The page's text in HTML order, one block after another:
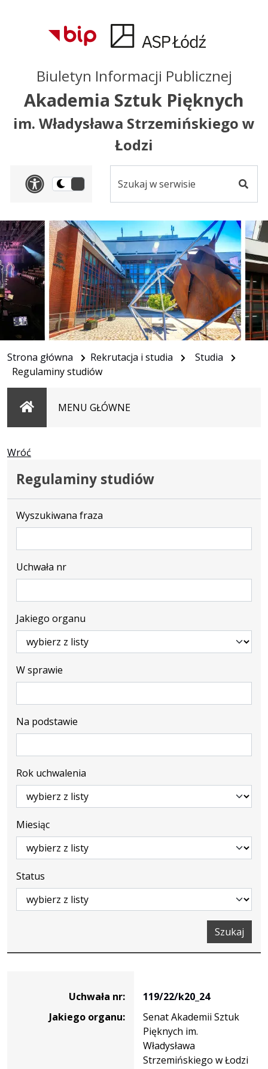
Przejdź do
głównego menu
Przejdź do treści
Przejdź do mapy
serwisu
Biuletyn Informacji Publicznej
Akademia Sztuk Pięknych
im. Władysława Strzemińskiego w
Łodzi
Panel dostosowania
Przełącz
ciemną
serwisie
Strona główna Rekrutacja i studia
Studia
Regulaminy studiów
StronaMENU GŁÓWNE
Wróć
Regulaminy studiów
Wyszukiwana fraza
Uchwała nr
Jakiego organu
W sprawie
Na podstawie
Rok uchwalenia
Miesiąc
Status
Szukaj
119/22/k20_24
Uchwała nr:
119/22/k20_24
Jakiego organu:
Senat Akademii Sztuk
Pięknych im.
Władysława
Strzemińskiego w Łodzi